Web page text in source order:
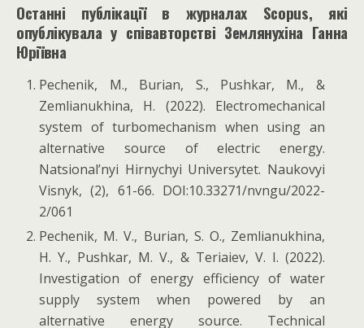
Останні публікації в журналах Scopus, які
опублікувала у співавторстві Землянухіна Ганна
Юріївна
Pechenik, M., Burian, S., Pushkar, M., &
Zemlianukhina, H. (2022). Electromechanical
system of turbomechanism when using an
alternative source of electric energy.
Natsional’nyi Hirnychyi Universytet. Naukovyi
Visnyk, (2), 61-66. DOI:10.33271/nvngu/2022-
2/061
Pechenik, M. V., Burian, S. O., Zemlianukhina,
H. Y., Pushkar, M. V., & Teriaiev, V. I. (2022).
Investigation of energy efficiency of water
supply system when powered by an
alternative energy source. Technical